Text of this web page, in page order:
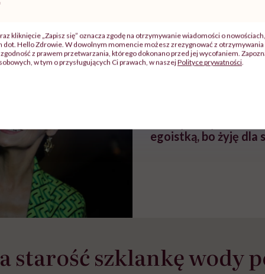
tylko
zmianie pokoleniowej u
kobiet w ciąży na rynku
pracy
atakach paniki.
warsztat
ekspercki
egoistką, bo żyję dla
starość szklankę wody
kliknięcie „Zapisz się” oznacza zgodę na otrzymywanie wiadomości o
dot. Hello Zdrowie. W dowolnym momencie możesz zrezygnować z
zgodność z prawem przetwarzania, którego dokonano przed jej wycofaniem.
w tym o przysługujących Ci prawach, w naszejPolityce prywatności.